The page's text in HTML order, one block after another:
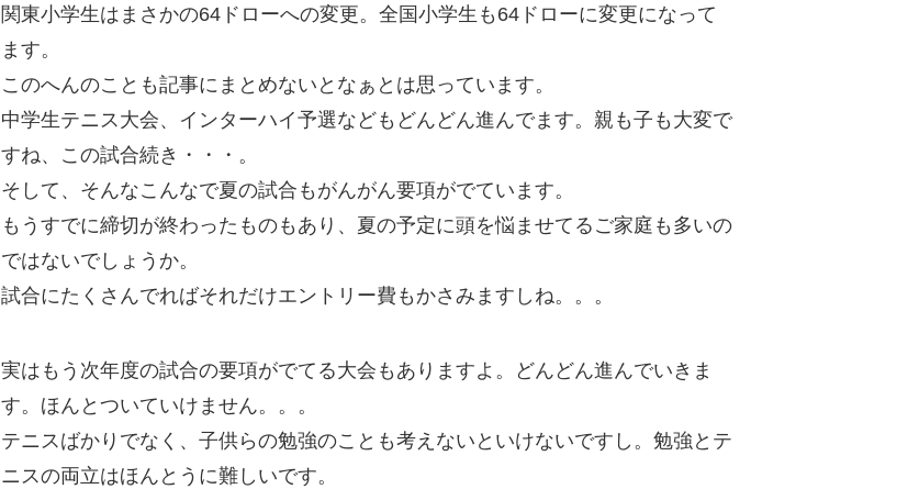
関東小学生はまさかの64ドローへの変更。全国小学生も64ドローに変更になって
ます。
このへんのことも記事にまとめないとなぁとは思っています。
中学生テニス大会、インターハイ予選などもどんどん進んでます。親も子も大変で
すね、この試合続き・・・。
そして、そんなこんなで夏の試合もがんがん要項がでています。
もうすでに締切が終わったものもあり、夏の予定に頭を悩ませてるご家庭も多いの
ではないでしょうか。
試合にたくさんでればそれだけエントリー費もかさみますしね。。。
実はもう次年度の試合の要項がでてる大会もありますよ。どんどん進んでいきま
す。ほんとついていけません。。。
テニスばかりでなく、子供らの勉強のことも考えないといけないですし。勉強とテ
ニスの両立はほんとうに難しいです。